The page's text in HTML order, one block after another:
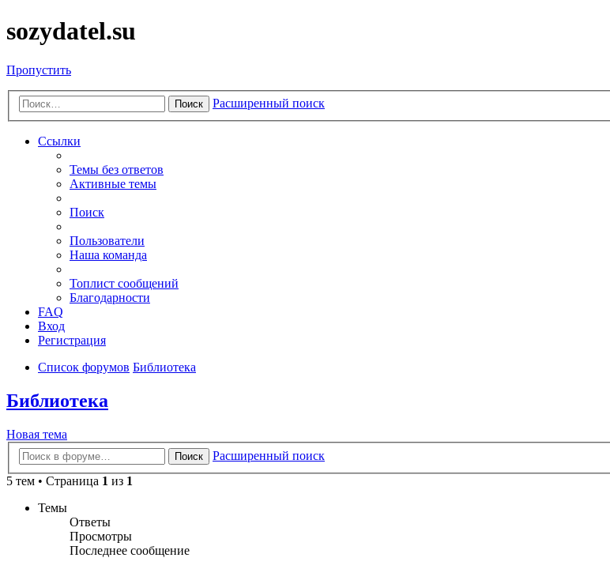
sozydatel.su
Пропустить
Поиск Расширенный поиск
Ссылки
Темы без ответов
Активные темы
Поиск
Пользователи
Наша команда
Топлист сообщений
Благодарности
FAQ
Вход
Регистрация
Список форумов Библиотека
Библиотека
Новая тема
Поиск
Расширенный поиск
5 тем • Страница 1 из 1
Темы
Ответы
Просмотры
Последнее сообщение